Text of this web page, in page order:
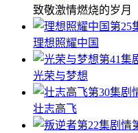
致敬激情燃烧的岁月
理想照耀中国
光荣与梦想
壮志高飞